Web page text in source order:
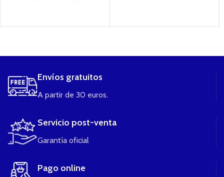
Envíos gratuitos
A partir de 30 euros.
Servicio post-venta
Garantía oficial
Pago online